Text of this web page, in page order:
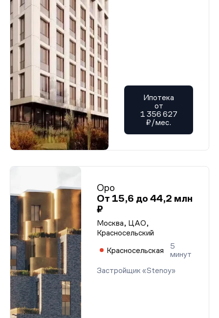
Ипотека
от
1 356 627
₽/мес.
Оро
От 15,6 до 44,2 млн
₽
Москва, ЦАО,
Красносельский
Красносельская
5
минут
Застройщик «Stenoy»